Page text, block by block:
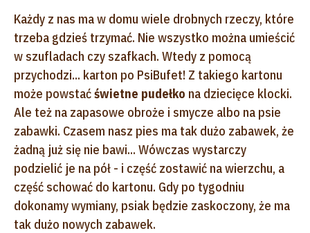
Każdy z nas ma w domu wiele drobnych rzeczy, które
trzeba gdzieś trzymać. Nie wszystko można umieścić
w szufladach czy szafkach. Wtedy z pomocą
przychodzi... karton po PsiBufet! Z takiego kartonu
może powstaćświetne pudełko na dziecięce klocki.
Ale też na zapasowe obroże i smycze albo na psie
zabawki. Czasem nasz pies ma tak dużo zabawek, że
żadną już się nie bawi... Wówczas wystarczy
podzielić je na pół - i część zostawić na wierzchu, a
część schować do kartonu. Gdy po tygodniu
dokonamy wymiany, psiak będzie zaskoczony, że ma
tak dużo nowych zabawek.